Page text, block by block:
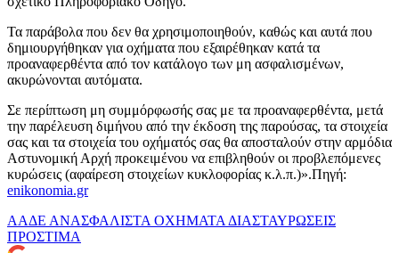
Τα παράβολα που δεν θα χρησιμοποιηθούν, καθώς και αυτά που
δημιουργήθηκαν για οχήματα που εξαιρέθηκαν κατά τα
προαναφερθέντα από τον κατάλογο των μη ασφαλισμένων,
ακυρώνονται αυτόματα.
Σε περίπτωση μη συμμόρφωσής σας με τα προαναφερθέντα, μετά
την παρέλευση διμήνου από την έκδοση της παρούσας, τα στοιχεία
σας και τα στοιχεία του οχήματός σας θα αποσταλούν στην αρμόδια
Αστυνομική Αρχή προκειμένου να επιβληθούν οι προβλεπόμενες
κυρώσεις (αφαίρεση στοιχείων κυκλοφορίας κ.λ.π.)».Πηγή:
enikonomia.gr
ΑΑΔΕ ΑΝΑΣΦΑΛΙΣΤΑ ΟΧΗΜΑΤΑ ΔΙΑΣΤΑΥΡΩΣΕΙΣ
ΠΡΟΣΤΙΜΑ